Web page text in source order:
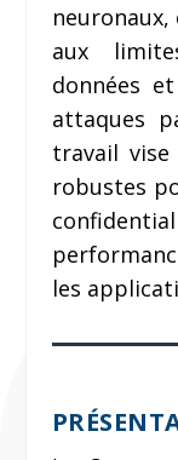
aux
données
attaques
travail
robustes
les